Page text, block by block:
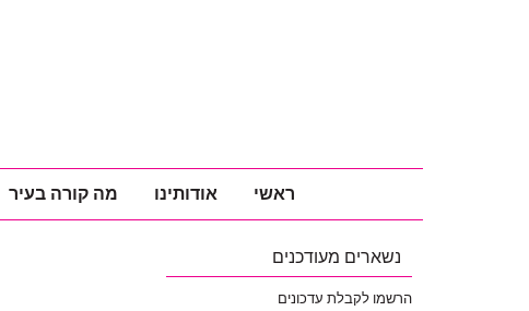
ראשי אודותינו מה קורה בעיר
נשארים מעודכנים
הרשמו לקבלת עדכונים